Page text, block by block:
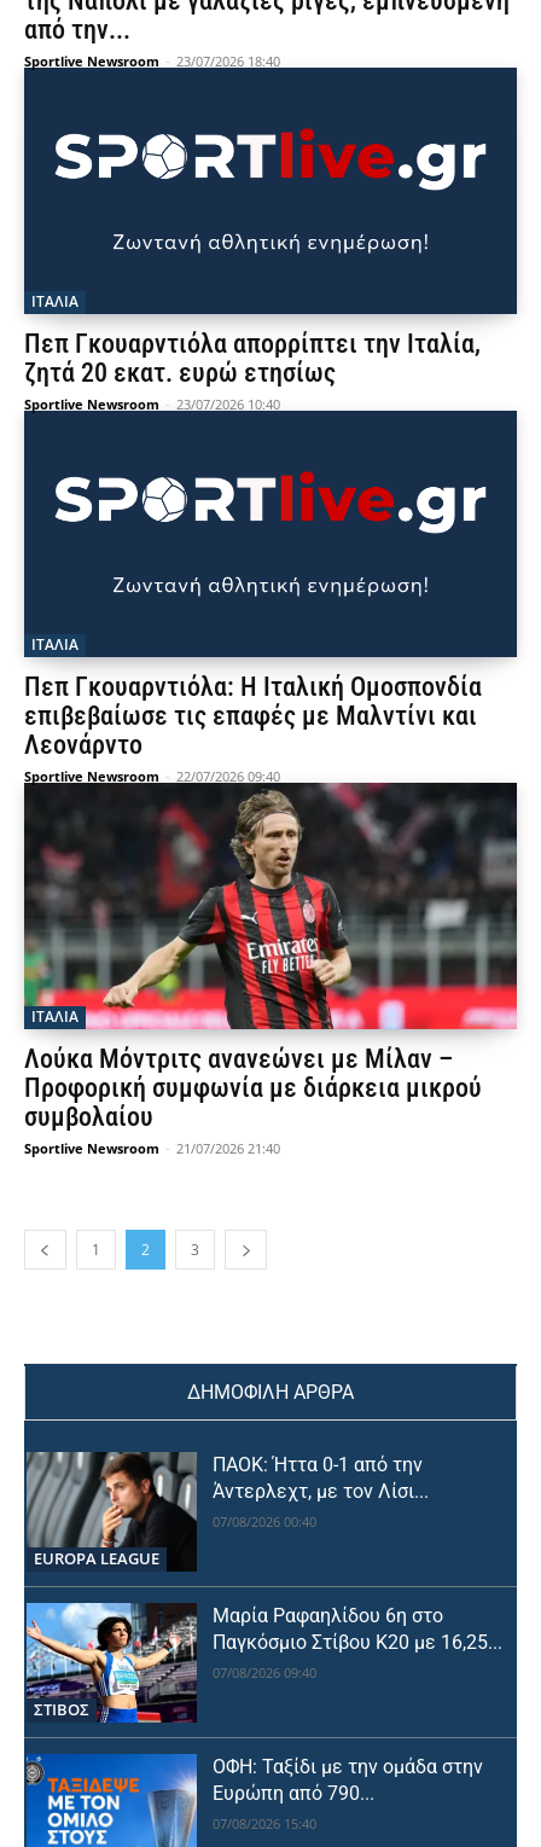
από την...
Sportlive Newsroom - 23/07/2026 18:40
ΙΤΑΛΙΑ
Πεπ Γκουαρντιόλα απορρίπτει την Ιταλία,
ζητά 20 εκατ. ευρώ ετησίως
Sportlive Newsroom - 23/07/2026 10:40
ΙΤΑΛΙΑ
Πεπ Γκουαρντιόλα: Η Ιταλική Ομοσπονδία
επιβεβαίωσε τις επαφές με Μαλντίνι και
Λεονάρντο
Sportlive Newsroom - 22/07/2026 09:40
ΙΤΑΛΙΑ
Λούκα Μόντριτς ανανεώνει με Μίλαν –
Προφορική συμφωνία με διάρκεια μικρού
συμβολαίου
Sportlive Newsroom - 21/07/2026 21:40
1 2 3
ΔΗΜΟΦΙΛΗ ΑΡΘΡΑ
EUROPA LEAGUE
ΠΑΟΚ: Ήττα 0-1 από την
Άντερλεχτ, με τον Λίσι...
07/08/2026 00:40
ΣΤΙΒΟΣ
Μαρία Ραφαηλίδου 6η στο
Παγκόσμιο Στίβου Κ20 με 16,25...
07/08/2026 09:40
ΟΦΗ: Ταξίδι με την ομάδα στην
Ευρώπη από 790...
07/08/2026 15:40